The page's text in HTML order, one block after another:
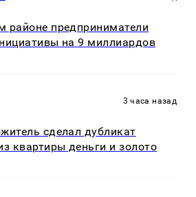
районе предприниматели
на 9 миллиардов
3 часа назад
сделал дубликат
квартиры деньги и золото